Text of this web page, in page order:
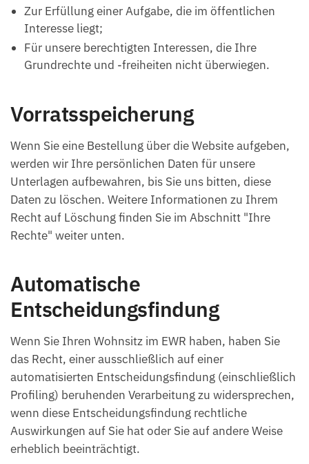
Zur Erfüllung einer Aufgabe, die im öffentlichen
Interesse liegt;
Für unsere berechtigten Interessen, die Ihre
Grundrechte und -freiheiten nicht überwiegen.
Vorratsspeicherung
Wenn Sie eine Bestellung über die Website aufgeben,
werden wir Ihre persönlichen Daten für unsere
Unterlagen aufbewahren, bis Sie uns bitten, diese
Daten zu löschen. Weitere Informationen zu Ihrem
Recht auf Löschung finden Sie im Abschnitt "Ihre
Rechte" weiter unten.
Automatische
Entscheidungsfindung
Wenn Sie Ihren Wohnsitz im EWR haben, haben Sie
das Recht, einer ausschließlich auf einer
automatisierten Entscheidungsfindung (einschließlich
Profiling) beruhenden Verarbeitung zu widersprechen,
wenn diese Entscheidungsfindung rechtliche
Auswirkungen auf Sie hat oder Sie auf andere Weise
erheblich beeinträchtigt.